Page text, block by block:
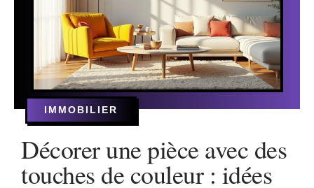
IMMOBILIER
Décorer une pièce avec des
touches de couleur : idées